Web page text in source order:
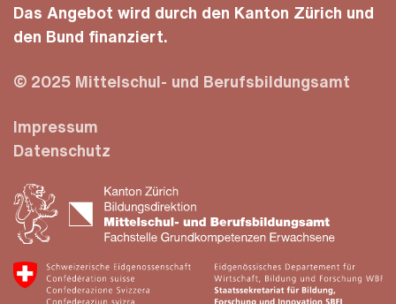
Das Angebot wird durch den Kanton Zürich und
den Bund finanziert.
© 2025 Mittelschul- und Berufsbildungsamt
Impressum
Datenschutz